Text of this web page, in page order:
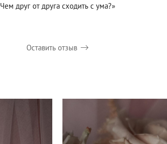
Чем друг от друга сходить с ума?»
Оставить отзыв